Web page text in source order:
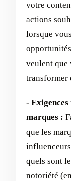
votre
actions
lorsque
veulent que
transformer
-
marques :
que les
quels sont
notoriété